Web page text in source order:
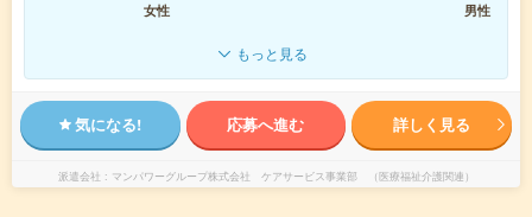
女性
男性
もっと見る
気になる! 応募へ進む 詳しく見る
派遣会社 マンパワーグループ株式会社 ケアサービス事業部 （医療福祉介護関連）